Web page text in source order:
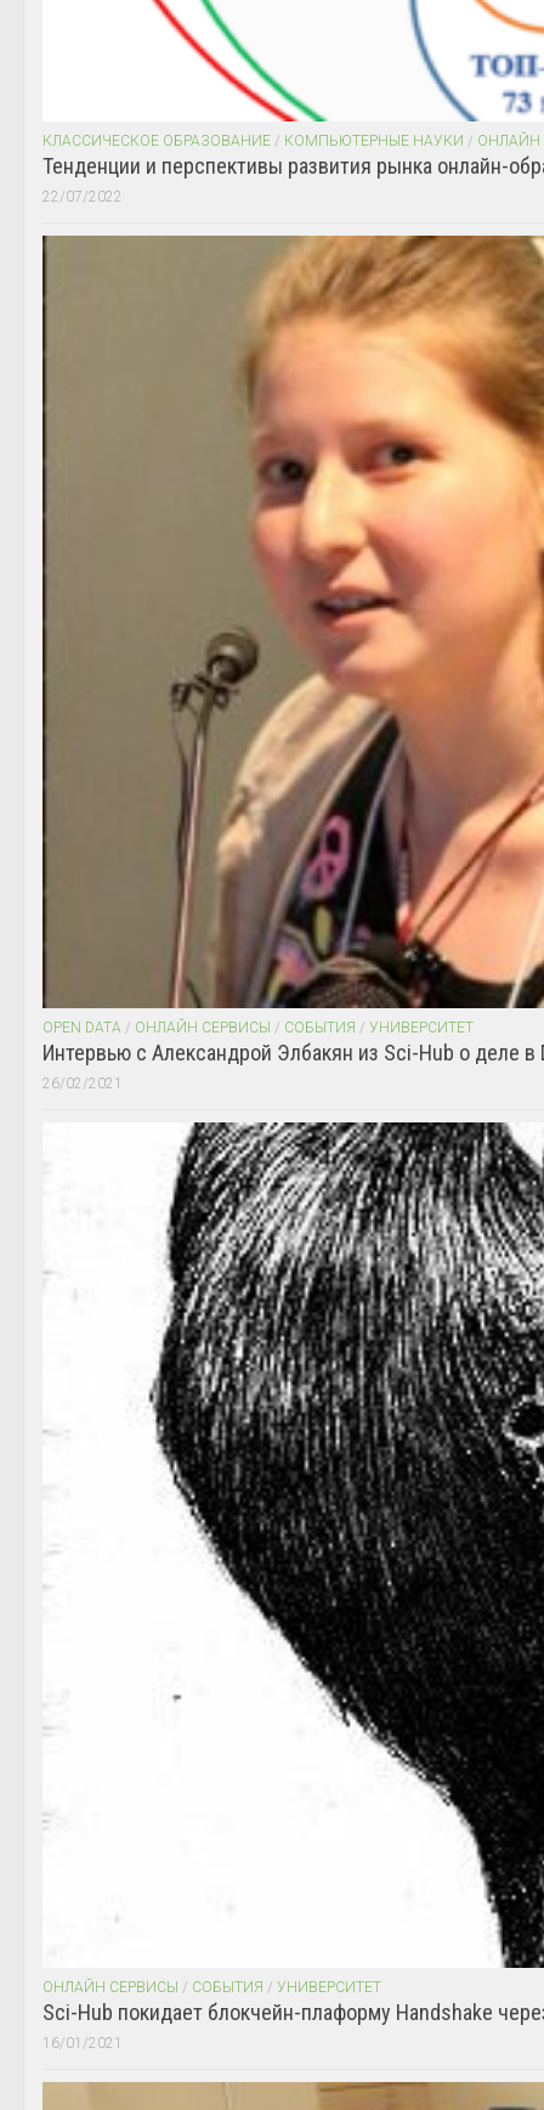
КЛАССИЧЕСКОЕ ОБРАЗОВАНИЕ / КОМПЬЮТЕРНЫЕ НАУКИ / ОНЛАЙН
Тенденции и перспективы развития рынка онлайн-
22/07/2022
OPEN DATA / ОНЛАЙН СЕРВИСЫ / СОБЫТИЯ / УНИВЕРСИТЕТ
Интервью с Александрой Элбакян из Sci-Hub о деле в
26/02/2021
ОНЛАЙН СЕРВИСЫ / СОБЫТИЯ / УНИВЕРСИТЕТ
Sci-Hub покидает блокчейн-плаформу Handshake
16/01/2021